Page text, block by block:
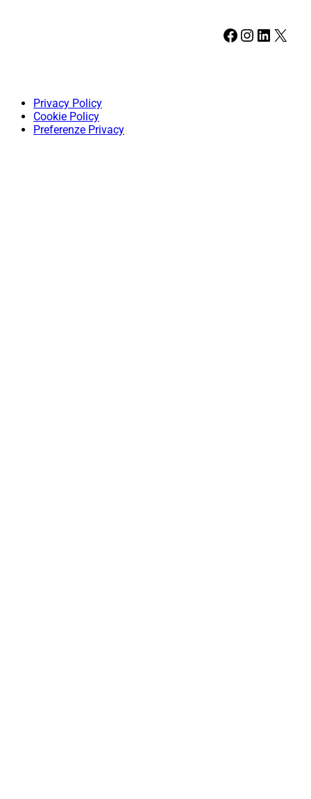
Facebook Instagram LinkedIn X
Privacy Policy
Cookie Policy
Preferenze Privacy